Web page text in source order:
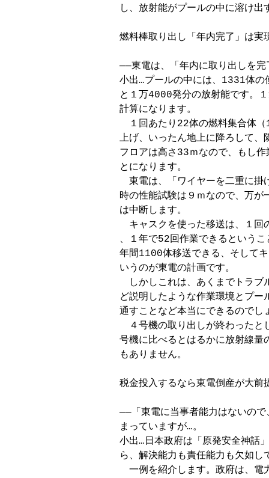
し、放射能がプールの中に溶け出
燃料棒取り出し「年内完了」は実
──東電は、「年内に取り出しを
小出…プールの中には、1331体の
と１万4000発分の放射能です。
計算になります。
１回あたり22体の燃料集合体（
上げ、いったん地上に降ろして、
フロアは高さ33ｍなので、もし
とになります。
東電は、「ワイヤーを二重に掛
時の性能試験は９ｍなので、万
は中断します。
キャスクを使った移送は、１回
、１年で52回作業できるという
年間1100体移送できる、そして
いうのが東電の計画です。
しかしこれは、あくまでトラブ
ど説明したような作業環境とプ
通すことなど本当にできるのでし
４号機の取り出しが終わったと
号機に比べるとはるかに放射線量
もありません。
税金投入するなら東電倒産が大前
──「東電に当事者能力はないの
まっていますが…。
小出…日本政府は「原発安全神話
ら、解決能力も責任能力も欠如し
一例を紹介します。政府は、電